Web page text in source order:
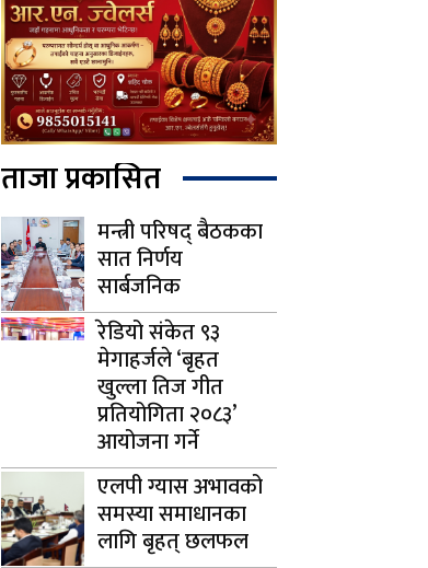
ताजा प्रकासित
मन्त्री परिषद् बैठकका
सात निर्णय
सार्बजनिक
रेडियो संकेत ९३
मेगाहर्जले ‘बृहत
खुल्ला तिज गीत
प्रतियोगिता २०८३’
आयोजना गर्ने
एलपी ग्यास अभावको
समस्या समाधानका
लागि बृहत् छलफल